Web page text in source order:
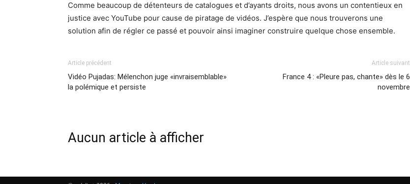
Comme beaucoup de détenteurs de catalogues et d’ayants droits, nous avons un contentieux en
justice avec YouTube pour cause de piratage de vidéos. J’espère que nous trouverons une
solution afin de régler ce passé et pouvoir ainsi imaginer construire quelque chose ensemble.
Article précédent
Vidéo Pujadas: Mélenchon juge «invraisemblable»
la polémique et persiste
Article suivant
France 4 : «Pleure pas, chante» dès le 6
novembre
Aucun article à afficher